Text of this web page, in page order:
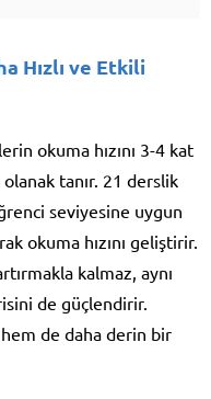
Hızlı ve Etkili
okuma hızını 3-4 kat
tanır. 21 derslik
seviyesine uygun
okuma hızını geliştirir.
kalmaz, aynı
de güçlendirir.
de daha derin bir